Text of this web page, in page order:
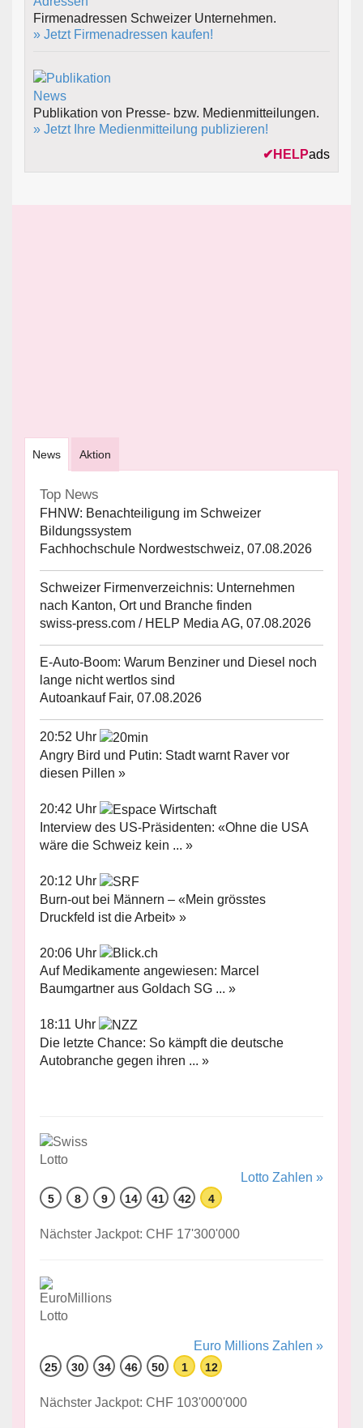
Firmenadressen Schweizer Unternehmen.
» Jetzt Firmenadressen kaufen!
Publikation von Presse- bzw. Medienmitteilungen.
» Jetzt Ihre Medienmitteilung publizieren!
✔ HELPads
News Aktion
Top News
FHNW: Benachteiligung im Schweizer
Bildungssystem
Fachhochschule Nordwestschweiz, 07.08.2026
Schweizer Firmenverzeichnis: Unternehmen
nach Kanton, Ort und Branche finden
swiss-press.com / HELP Media AG, 07.08.2026
E-Auto-Boom: Warum Benziner und Diesel noch
lange nicht wertlos sind
Autoankauf Fair, 07.08.2026
20:52 Uhr
Angry Bird und Putin: Stadt warnt Raver vor
diesen Pillen »
20:42 Uhr
Interview des US-Präsidenten: «Ohne die USA
wäre die Schweiz kein ... »
20:12 Uhr
Burn-out bei Männern – «Mein grösstes
Druckfeld ist die Arbeit» »
20:06 Uhr
Auf Medikamente angewiesen: Marcel
Baumgartner aus Goldach SG ... »
18:11 Uhr
Die letzte Chance: So kämpft die deutsche
Autobranche gegen ihren ... »
Lotto Zahlen »
5 8 9 14 41 42 4
Nächster Jackpot: CHF 17'300'000
Euro Millions Zahlen »
25 30 34 46 50 1 12
Nächster Jackpot: CHF 103'000'000